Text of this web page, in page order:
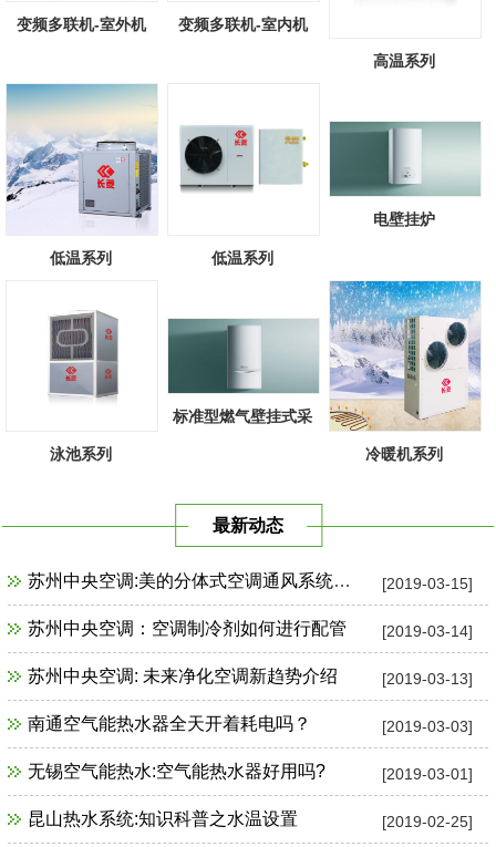
变频多联机-室外机 变频多联机-室内机
高温系列
低温系列 低温系列
电壁挂炉
泳池系列
标准型燃气壁挂式采
冷暖机系列
最新动态
[2019-03-15]
苏州中央空调:美的分体式空调通风系统故障检修
[2019-03-14]
苏州中央空调：空调制冷剂如何进行配管
[2019-03-13]
苏州中央空调: 未来净化空调新趋势介绍
[2019-03-03]
南通空气能热水器全天开着耗电吗？
[2019-03-01]
无锡空气能热水:空气能热水器好用吗?
[2019-02-25]
昆山热水系统:知识科普之水温设置